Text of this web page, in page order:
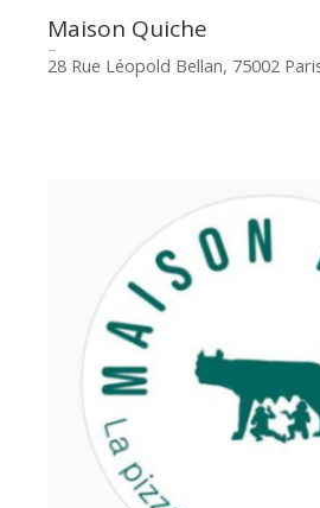
Maison Quiche
28 Rue Léopold Bellan, 75002